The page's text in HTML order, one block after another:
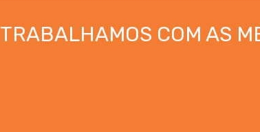
TRABALHAMOS COM AS